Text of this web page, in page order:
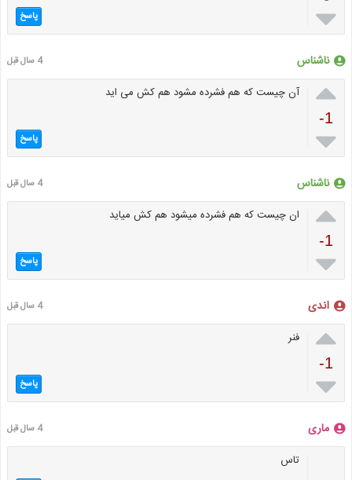
 پاسخ
ناشناس 4 سال قبل

-1

آن چیست که هم فشرده مشود هم کش می اید
پاسخ
ناشناس 4 سال قبل

-1

ان چیست که هم فشرده میشود هم کش میاید
پاسخ
اندی 4 سال قبل

-1

فنر
پاسخ
ماری 4 سال قبل
تاس